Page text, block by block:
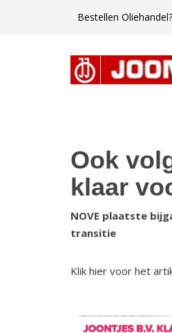
Bestellen
Ook
klaar
NOVE plaatste
transitie
Klik hier voor het